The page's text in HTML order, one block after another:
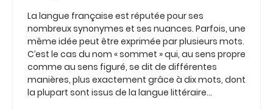
La langue française est réputée pour ses
nombreux synonymes et ses nuances. Parfois, une
même idée peut être exprimée par plusieurs mots.
C’est le cas du nom « sommet » qui, au sens propre
comme au sens figuré, se dit de différentes
manières, plus exactement grâce à dix mots, dont
la plupart sont issus de la langue littéraire...